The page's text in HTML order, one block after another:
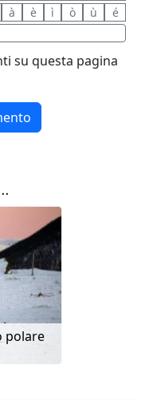
à è ì ò ù é
su questa pagina
polare